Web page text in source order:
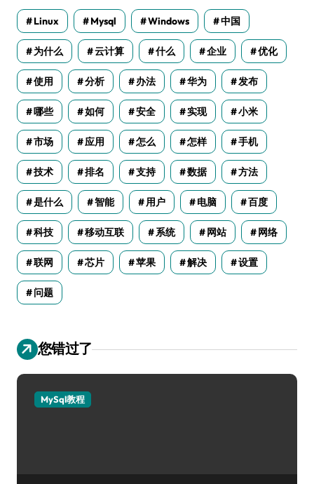
Linux Mysql Windows 中国
为什么 云计算 什么 企业 优化
使用 分析 办法 华为 发布
哪些 如何 安全 实现 小米
市场 应用 怎么 怎样 手机
技术 排名 支持 数据 方法
是什么 智能 用户 电脑 百度
科技 移动互联 系统 网站 网络
联网 芯片 苹果 解决 设置
问题
您错过了
MySql教程